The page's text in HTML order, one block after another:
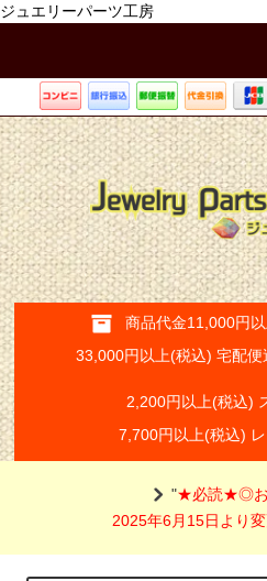
ジュエリーパーツ工房
商品代金11,000円
33,000円以上(税込) 宅配
2,200円以上(税込)
7,700円以上(税込)
"★必読★◎お
2025年6月15日より